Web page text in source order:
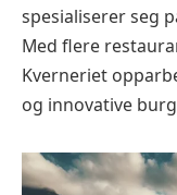
spesialiserer seg
Med flere
Kverneriet
og innovative